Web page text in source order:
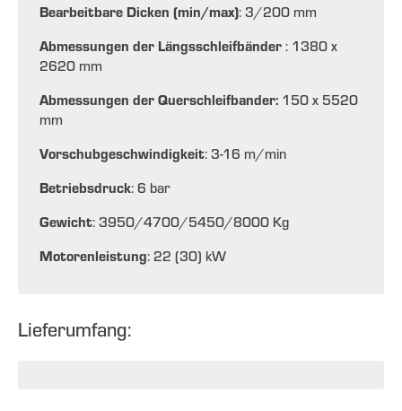
Bearbeitbare Dicken (min/max): 3/200 mm
Abmessungen der Längsschleifbänder : 1380 x
2620 mm
Abmessungen der Querschleifbander: 150 x 5520
mm
Vorschubgeschwindigkeit: 3-16 m/min
Betriebsdruck: 6 bar
Gewicht: 3950/4700/5450/8000 Kg
Motorenleistung: 22 (30) kW
Lieferumfang: